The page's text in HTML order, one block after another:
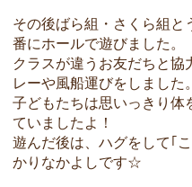
その後ばら組・さくら組と
番にホールで遊びました。
クラスが違うお友だちと協
レーや風船運びをしました。
子どもたちは思いっきり体
ていましたよ！
遊んだ後は、ハグをして｢
かりなかよしです☆